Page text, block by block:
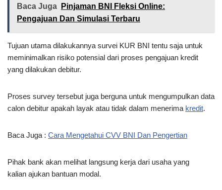
Baca Juga
Pinjaman BNI Fleksi Online:
Pengajuan Dan Simulasi Terbaru
Tujuan utama dilakukannya survei KUR BNI tentu saja untuk
meminimalkan risiko potensial dari proses pengajuan kredit
yang dilakukan debitur.
Proses survey tersebut juga berguna untuk mengumpulkan data
calon debitur apakah layak atau tidak dalam menerima kredit.
Baca Juga : Cara Mengetahui CVV BNI Dan Pengertian
Pihak bank akan melihat langsung kerja dari usaha yang
kalian ajukan bantuan modal.